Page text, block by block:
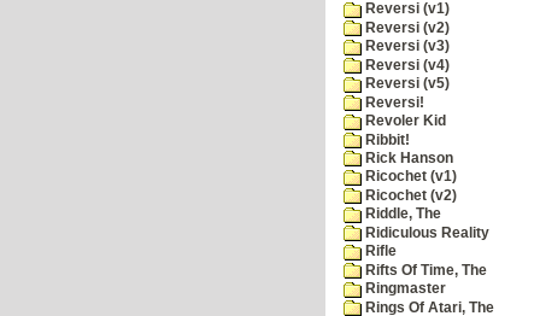
Reversi (v1)
Reversi (v2)
Reversi (v3)
Reversi (v4)
Reversi (v5)
Reversi!
Revoler Kid
Ribbit!
Rick Hanson
Ricochet (v1)
Ricochet (v2)
Riddle, The
Ridiculous Reality
Rifle
Rifts Of Time, The
Ringmaster
Rings Of Atari, The